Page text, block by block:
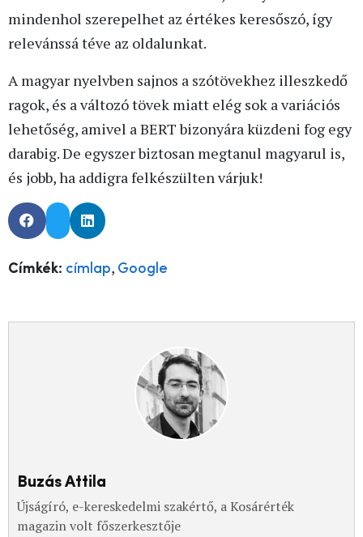
mindenhol szerepelhet az értékes keresőszó, így
relevánssá téve az oldalunkat.
A magyar nyelvben sajnos a szótövekhez illeszkedő
ragok, és a változó tövek miatt elég sok a variációs
lehetőség, amivel a BERT bizonyára küzdeni fog egy
darabig. De egyszer biztosan megtanul magyarul is,
és jobb, ha addigra felkészülten várjuk!
Címkék: címlap, Google
Buzás Attila
Újságíró, e-kereskedelmi szakértő, a Kosárérték
magazin volt főszerkesztője